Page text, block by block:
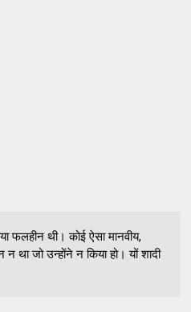
फलहीन थी। कोई ऐसा मानवीय,
न था जो उन्होंने न किया हो। यों शादी